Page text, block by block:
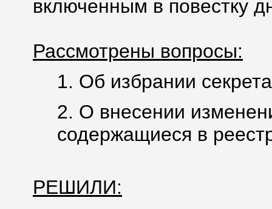
включенным в повестку
Рассмотрены вопросы:
1. Об избрании
2. О внесении
содержащиеся в
РЕШИЛИ: